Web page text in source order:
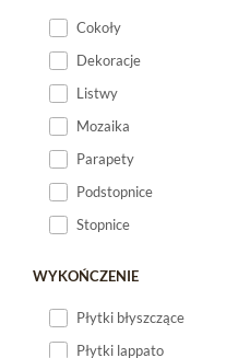
Cokoły
Dekoracje
Listwy
Mozaika
Parapety
Podstopnice
Stopnice
WYKOŃCZENIE
Płytki błyszczące
Płytki lappato